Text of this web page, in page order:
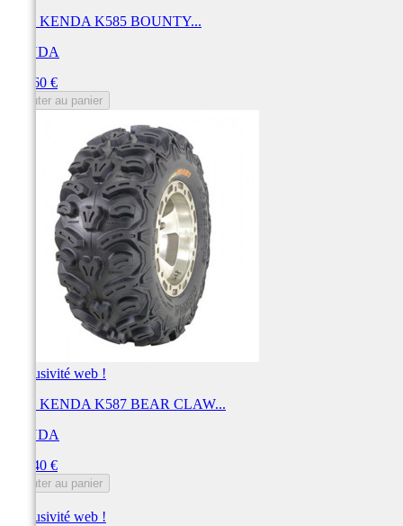
Pneu KENDA K585 BOUNTY...
KENDA
270,60 €
Ajouter au panier
Exclusivité web !
Pneu KENDA K587 BEAR CLAW...
KENDA
269,40 €
Ajouter au panier
Exclusivité web !